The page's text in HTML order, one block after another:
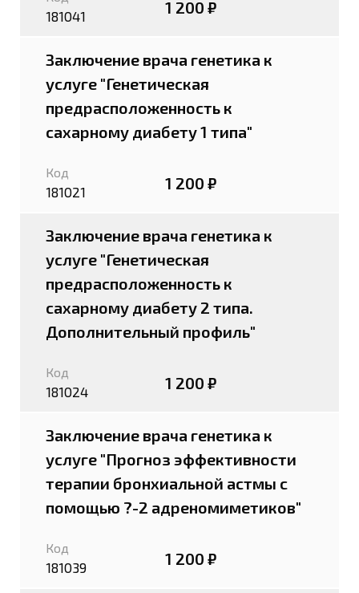
181041 1 200 ₽
Заключение врача генетика к
услуге "Генетическая
предрасположенность к
сахарному диабету 1 типа"
Код
181021 1 200 ₽
Заключение врача генетика к
услуге "Генетическая
предрасположенность к
сахарному диабету 2 типа.
Дополнительный профиль"
Код
181024 1 200 ₽
Заключение врача генетика к
услуге "Прогноз эффективности
терапии бронхиальной астмы с
помощью ?-2 адреномиметиков"
Код
181039 1 200 ₽